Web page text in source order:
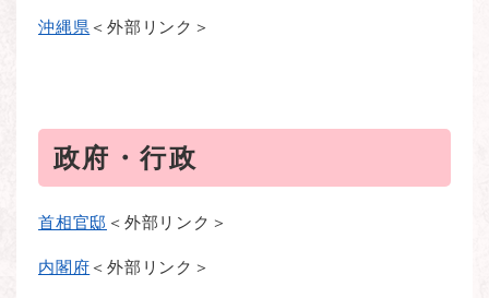
沖縄県 ＜外部リンク＞
政府・行政
首相官邸 ＜外部リンク＞
内閣府 ＜外部リンク＞